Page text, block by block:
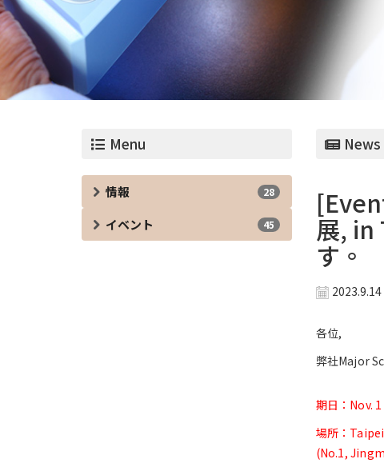
Menu
情報 28
イベント 45
News
展, in
す。
2023.9.14
各位,
弊社Major
期日：Nov.
場所：
(No.1,